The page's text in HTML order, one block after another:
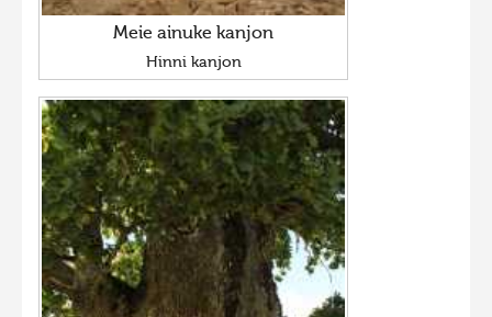
Meie ainuke kanjon
Hinni kanjon